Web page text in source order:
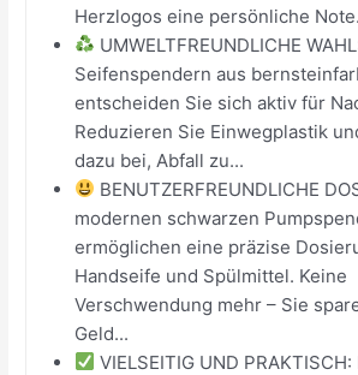
Herzlogos eine persönliche
UMWELTFREUNDLICHE
Seifenspendern aus
entscheiden Sie sich aktiv für
Reduzieren Sie Einwegplastik
dazu bei, Abfall zu...
BENUTZERFREUNDLICHE
modernen schwarzen
ermöglichen eine präzise
Handseife und Spülmittel. Keine
Verschwendung mehr – Sie
Geld...
VIELSEITIG UND